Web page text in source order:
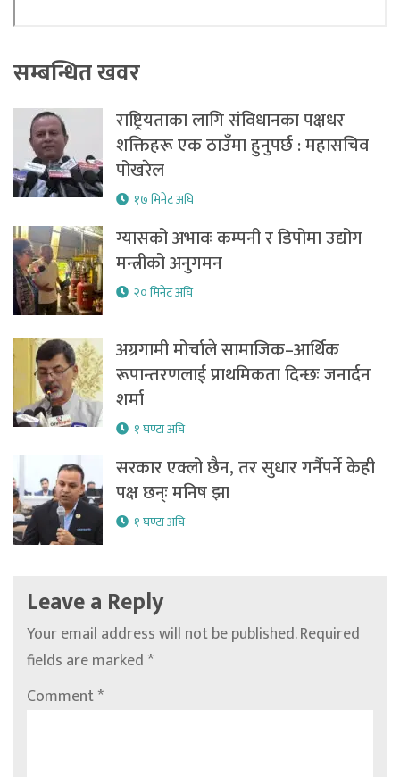
सम्बन्धित खवर
राष्ट्रियताका लागि संविधानका पक्षधर
शक्तिहरू एक ठाउँमा हुनुपर्छ : महासचिव
पोखरेल
१७ मिनेट अघि
ग्यासको अभावः कम्पनी र डिपोमा उद्योग
मन्त्रीको अनुगमन
२० मिनेट अघि
अग्रगामी मोर्चाले सामाजिक–आर्थिक
रूपान्तरणलाई प्राथमिकता दिन्छः जनार्दन
शर्मा
१ घण्टा अघि
सरकार एक्लो छैन, तर सुधार गर्नैपर्ने केही
पक्ष छन्ः मनिष झा
१ घण्टा अघि
Leave a Reply
Your email address will not be published.Required
fields are marked*
Comment*